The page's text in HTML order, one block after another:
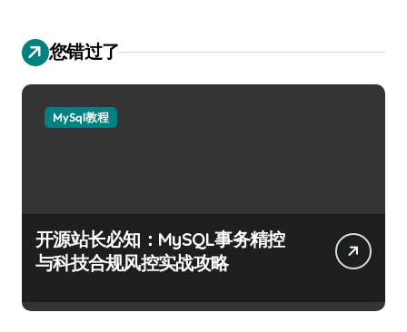
您错过了
MySql教程
开源站长必知：MySQL事务精控
与科技合规风控实战攻略